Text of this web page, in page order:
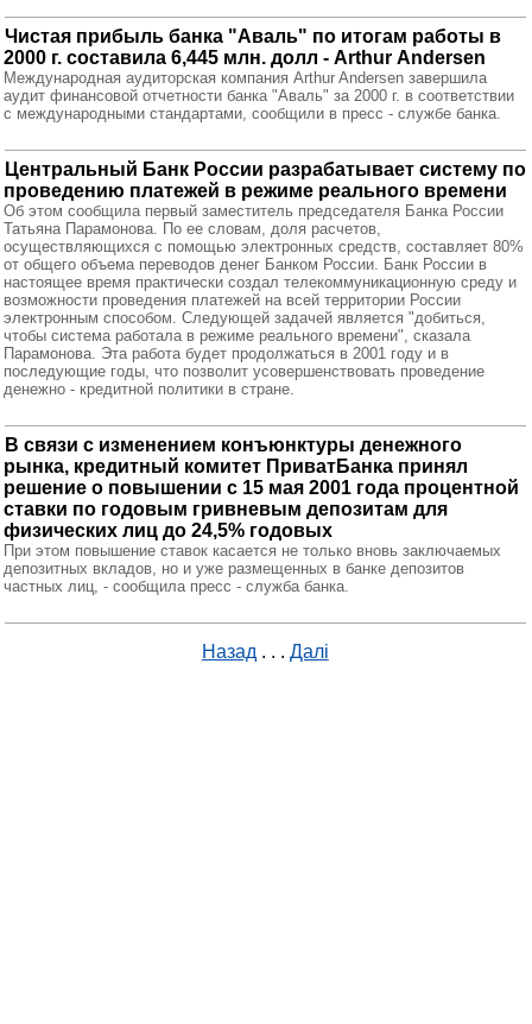
Чистая прибыль банка "Аваль" по итогам работы в
2000 г. составила 6,445 млн. долл - Аrthur Аndersen
Международная аудиторская компания Arthur Andersen завершила
аудит финансовой отчетности банка "Аваль" за 2000 г. в соответствии
с международными стандартами, сообщили в пресс - службе банка.
Центральный Банк России разрабатывает систему по
проведению платежей в режиме реального времени
Об этом сообщила первый заместитель председателя Банка России
Татьяна Парамонова. По ее словам, доля расчетов,
осуществляющихся с помощью электронных средств, составляет 80%
от общего объема переводов денег Банком России. Банк России в
настоящее время практически создал телекоммуникационную среду и
возможности проведения платежей на всей территории России
электронным способом. Следующей задачей является "добиться,
чтобы система работала в режиме реального времени", сказала
Парамонова. Эта работа будет продолжаться в 2001 году и в
последующие годы, что позволит усовершенствовать проведение
денежно - кредитной политики в стране.
В связи с изменением конъюнктуры денежного
рынка, кредитный комитет ПриватБанка принял
решение о повышении с 15 мая 2001 года процентной
ставки по годовым гривневым депозитам для
физических лиц до 24,5% годовых
При этом повышение ставок касается не только вновь заключаемых
депозитных вкладов, но и уже размещенных в банке депозитов
частных лиц, - сообщила пресс - служба банка.
Назад . . . Далі